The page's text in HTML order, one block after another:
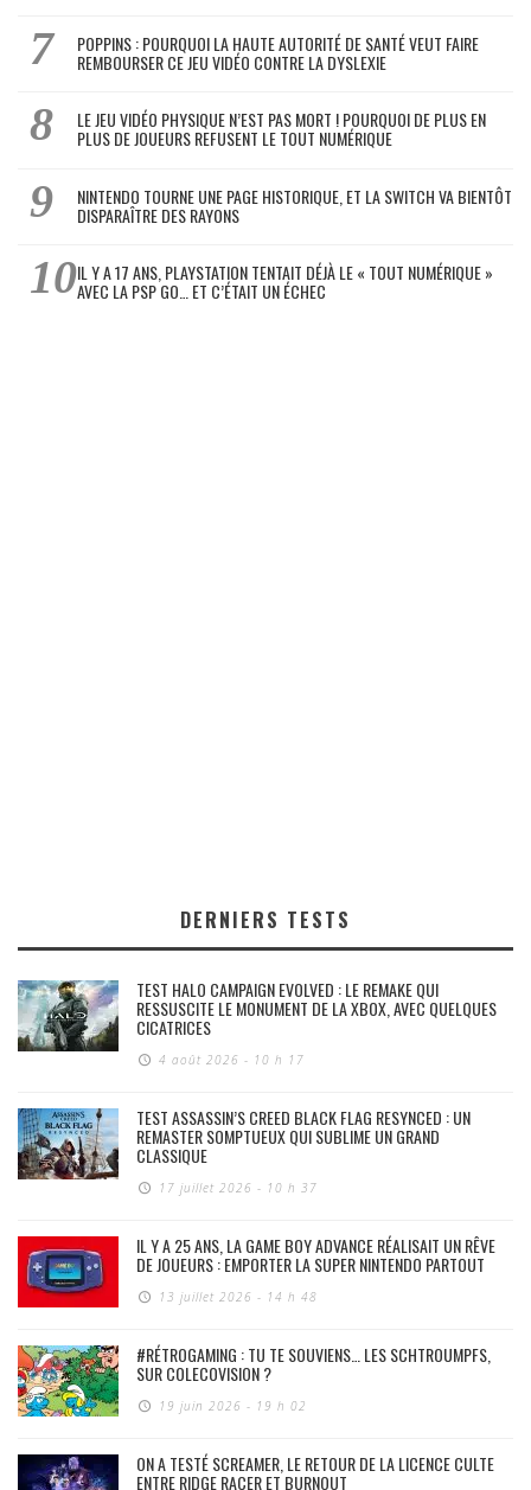
POPPINS : POURQUOI LA HAUTE AUTORITÉ DE SANTÉ VEUT FAIRE
REMBOURSER CE JEU VIDÉO CONTRE LA DYSLEXIE
LE JEU VIDÉO PHYSIQUE N’EST PAS MORT ! POURQUOI DE PLUS EN
PLUS DE JOUEURS REFUSENT LE TOUT NUMÉRIQUE
NINTENDO TOURNE UNE PAGE HISTORIQUE, ET LA SWITCH VA BIENTÔT
DISPARAÎTRE DES RAYONS
IL Y A 17 ANS, PLAYSTATION TENTAIT DÉJÀ LE « TOUT NUMÉRIQUE »
AVEC LA PSP GO… ET C’ÉTAIT UN ÉCHEC
DERNIERS TESTS
TEST HALO CAMPAIGN EVOLVED : LE REMAKE QUI
RESSUSCITE LE MONUMENT DE LA XBOX, AVEC QUELQUES
CICATRICES
4 août 2026 - 10 h 17
TEST ASSASSIN’S CREED BLACK FLAG RESYNCED : UN
REMASTER SOMPTUEUX QUI SUBLIME UN GRAND
CLASSIQUE
17 juillet 2026 - 10 h 37
IL Y A 25 ANS, LA GAME BOY ADVANCE RÉALISAIT UN RÊVE
DE JOUEURS : EMPORTER LA SUPER NINTENDO PARTOUT
13 juillet 2026 - 14 h 48
#RÉTROGAMING : TU TE SOUVIENS… LES SCHTROUMPFS,
SUR COLECOVISION ?
19 juin 2026 - 19 h 02
ON A TESTÉ SCREAMER, LE RETOUR DE LA LICENCE CULTE
ENTRE RIDGE RACER ET BURNOUT